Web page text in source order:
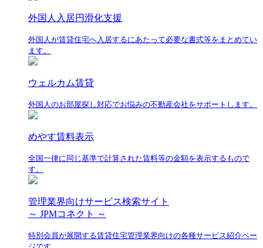
外国人入居円滑化支援
外国人が賃貸住宅へ入居するにあたって必要な書式等をまとめてい
ます。
ウェルカム賃貸
外国人のお部屋探し対応でお悩みの不動産会社をサポートします。
めやす賃料表示
全国一律に同じ基準で計算された賃料等の金額を表示するもので
す。
管理業界向けサービス検索サイト
～ JPMコネクト ～
特別会員が展開する賃貸住宅管理業界向けの各種サービス紹介ペー